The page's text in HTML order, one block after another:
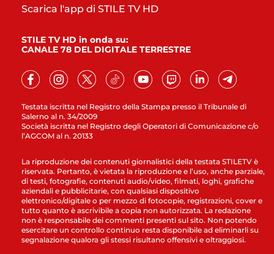
Testata iscritta nel Registro della Stampa presso il Tribunale di
Salerno al n. 34/2009
Società iscritta nel Registro degli Operatori di Comunicazione c/o
l’AGCOM al n. 20133
Scarica l'app di STILE TV HD
STILE TV HD in onda su:
CANALE 78 DEL DIGITALE TERRESTRE
La riproduzione dei contenuti giornalistici della testata STILETV è
riservata. Pertanto, è vietata la riproduzione e l’uso, anche parziale,
di testi, fotografie, contenuti audio/video, filmati, loghi, grafiche
aziendali e pubblicitarie, con qualsiasi dispositivo
elettronico/digitale o per mezzo di fotocopie, registrazioni, cover e
tutto quanto è ascrivibile a copia non autorizzata. La redazione
non è responsabile dei commenti presenti sul sito. Non potendo
esercitare un controllo continuo resta disponibile ad eliminarli su
segnalazione qualora gli stessi risultano offensivi e oltraggiosi.